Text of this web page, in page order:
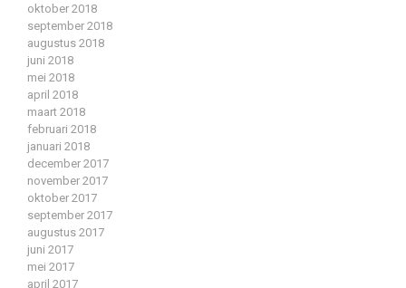
oktober 2018
september 2018
augustus 2018
juni 2018
mei 2018
april 2018
maart 2018
februari 2018
januari 2018
december 2017
november 2017
oktober 2017
september 2017
augustus 2017
juni 2017
mei 2017
april 2017